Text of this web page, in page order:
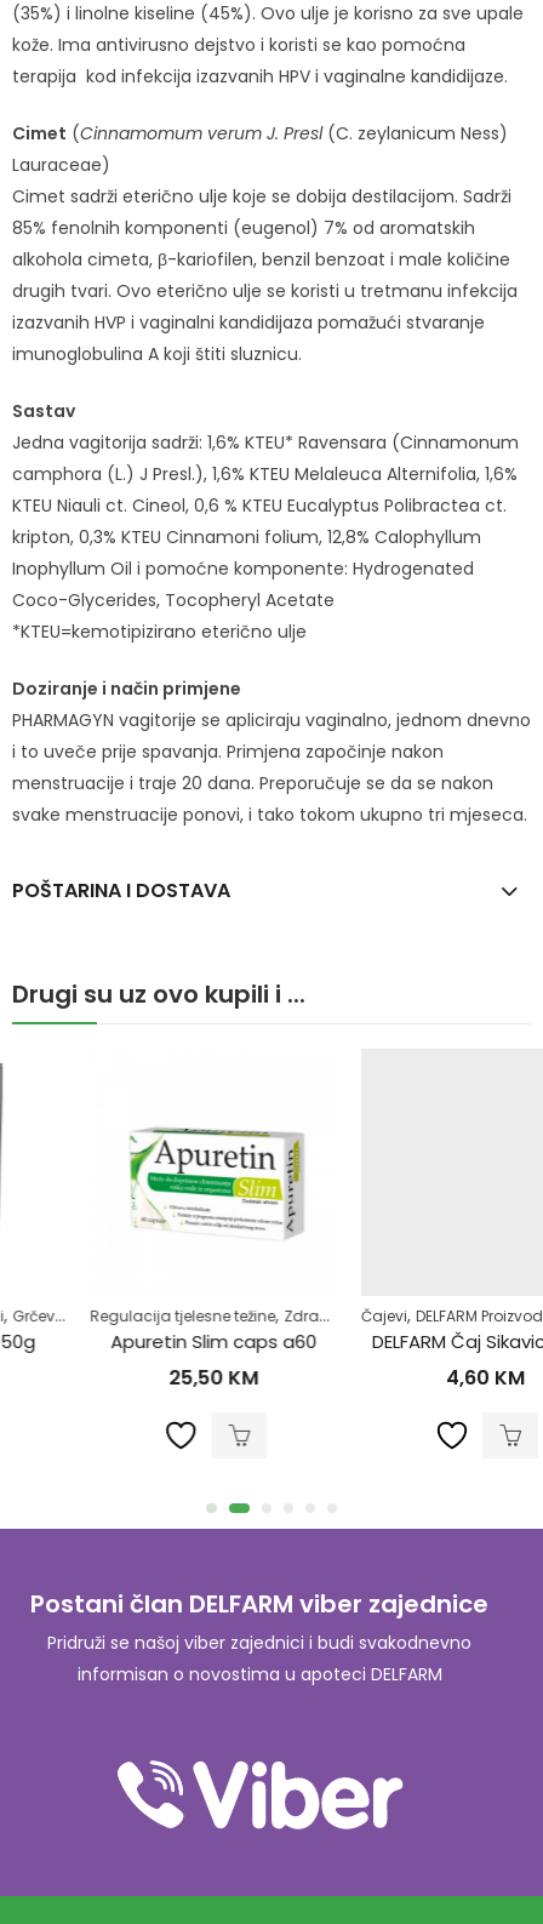
(35%) i linolne kiseline (45%). Ovo ulje je korisno za sve upale
kože. Ima antivirusno dejstvo i koristi se kao pomoćna
terapija kod infekcija izazvanih HPV i vaginalne kandidijaze.
Cimet (Cinnamomum verum J. Presl(C. zeylanicum Ness)
Lauraceae)
Cimet sadrži eterično ulje koje se dobija destilacijom. Sadrži
85% fenolnih komponenti (eugenol) 7% od aromatskih
alkohola cimeta, β-kariofilen, benzil benzoat i male količine
drugih tvari. Ovo eterično ulje se koristi u tretmanu infekcija
izazvanih HVP i vaginalni kandidijaza pomažući stvaranje
imunoglobulina A koji štiti sluznicu.
Sastav
Jedna vagitorija sadrži: 1,6% KTEU* Ravensara (Cinnamonum
camphora (L.) J Presl.), 1,6% KTEU Melaleuca Alternifolia, 1,6%
KTEU Niauli ct. Cineol, 0,6 % KTEU Eucalyptus Polibractea ct.
kripton, 0,3% KTEU Cinnamoni folium, 12,8% Calophyllum
Inophyllum Oil i pomoćne komponente: Hydrogenated
Coco-Glycerides, Tocopheryl Acetate
*KTEU=kemotipizirano eterično ulje
Doziranje i način primjene
PHARMAGYN vagitorije se apliciraju vaginalno, jednom dnevno
i to uveče prije spavanja. Primjena započinje nakon
menstruacije i traje 20 dana. Preporučuje se da se nakon
svake menstruacije ponovi, i tako tokom ukupno tri mjeseca.
POŠTARINA I DOSTAVA
Drugi su uz ovo kupili i ...
,Superhrana,Zdrav život
,Majke i djeca,Zdrav život
Regulacija tjelesne težine,Zdrav život
Apuretin Slim caps a60
KM
Čajevi DELFARM Proizvodi, Jetra,
DELFARM Čaj Sikavica 50g
Postani član DELFARM viber zajednice
Pridruži se našoj viber zajednici i budi svakodnevno
informisan o novostima u apoteci DELFARM